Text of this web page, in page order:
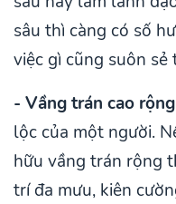
sâu thì càng có số
việc gì cũng suôn sẻ
- Vầng trán cao
lộc của một người.
hữu vầng trán rộng
trí đa mưu, kiên